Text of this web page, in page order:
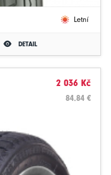
Letní
DETAIL
2 036 Kč
84.84 €